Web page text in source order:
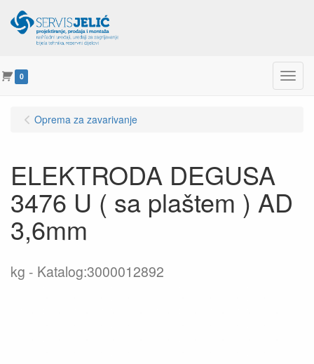
0 Menu
Oprema za zavarivanje
ELEKTRODA DEGUSA
3476 U ( sa plaštem ) AD
3,6mm
kg Katalog:3000012892